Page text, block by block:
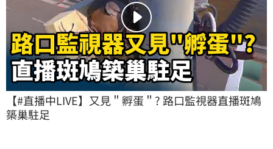
【#直播中LIVE】又見＂孵蛋＂? 路口監視器直播斑鳩
築巢駐足